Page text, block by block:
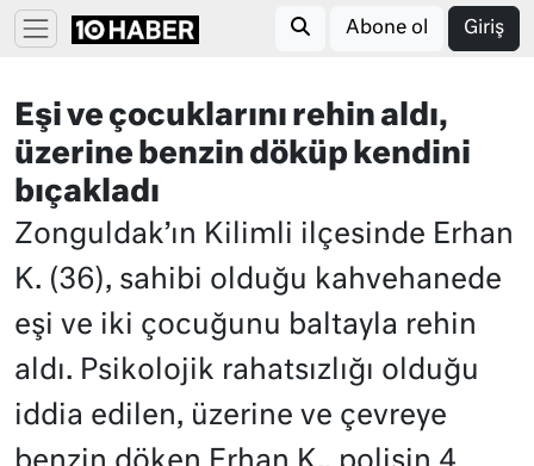
Abone ol Giriş
Eşi ve çocuklarını rehin aldı,
üzerine benzin döküp kendini
bıçakladı
Zonguldak’ın Kilimli ilçesinde Erhan
K. (36), sahibi olduğu kahvehanede
eşi ve iki çocuğunu baltayla rehin
aldı. Psikolojik rahatsızlığı olduğu
iddia edilen, üzerine ve çevreye